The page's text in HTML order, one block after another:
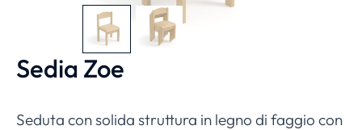
Sedia Zoe
Seduta con solida struttura in legno di faggio con